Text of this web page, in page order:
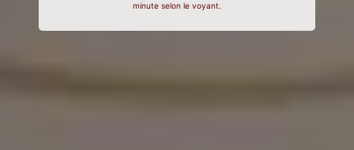
minute selon le voyant.